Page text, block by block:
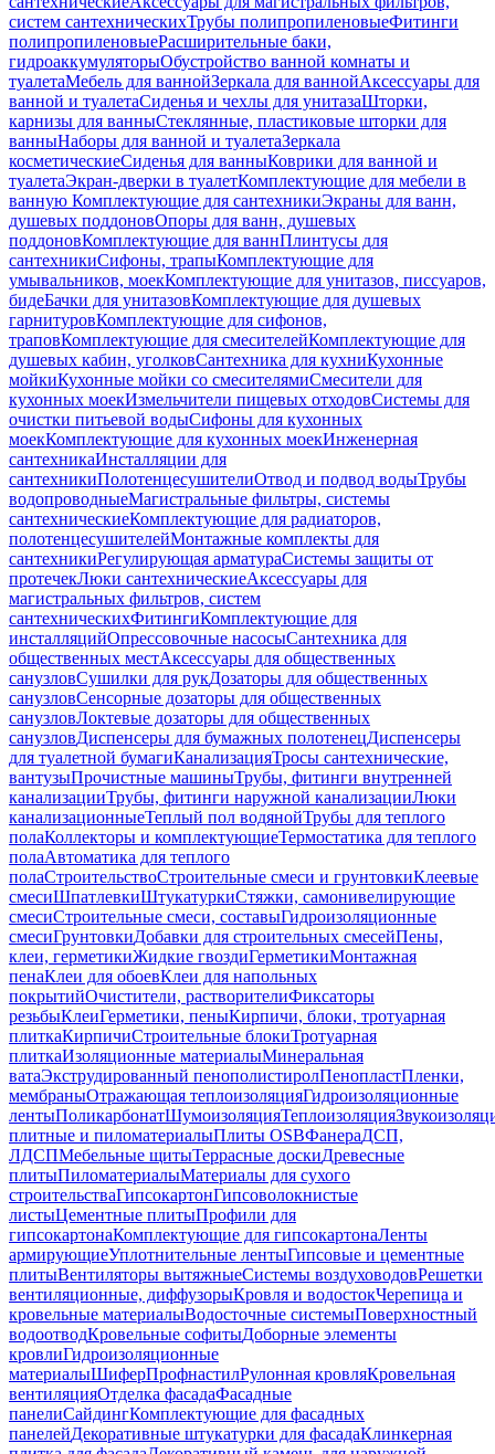
систем сантехническихТрубы полипропиленовыеФитинги
полипропиленовыеРасширительные баки,
гидроаккумуляторыОбустройство ванной комнаты и
туалетаМебель для ваннойЗеркала для ваннойАксессуары для
ванной и туалетаСиденья и чехлы для унитазаШторки,
карнизы для ванныСтеклянные, пластиковые шторки для
ванныНаборы для ванной и туалетаЗеркала
косметическиеСиденья для ванныКоврики для ванной и
туалетаЭкран-дверки в туалетКомплектующие для мебели в
ванную Комплектующие для сантехникиЭкраны для ванн,
душевых поддоновОпоры для ванн, душевых
поддоновКомплектующие для ваннПлинтусы для
сантехникиСифоны, трапыКомплектующие для
умывальников, моекКомплектующие для унитазов, писсуаров,
бидеБачки для унитазовКомплектующие для душевых
гарнитуровКомплектующие для сифонов,
траповКомплектующие для смесителейКомплектующие для
душевых кабин, уголковСантехника для кухниКухонные
мойкиКухонные мойки со смесителямиСмесители для
кухонных моекИзмельчители пищевых отходовСистемы для
очистки питьевой водыСифоны для кухонных
моекКомплектующие для кухонных моекИнженерная
сантехникаИнсталляции для
сантехникиПолотенцесушителиОтвод и подвод водыТрубы
водопроводныеМагистральные фильтры, системы
сантехническиеКомплектующие для радиаторов,
полотенцесушителейМонтажные комплекты для
сантехникиРегулирующая арматураСистемы защиты от
протечекЛюки сантехническиеАксессуары для
магистральных фильтров, систем
сантехническихФитингиКомплектующие для
инсталляцийОпрессовочные насосыСантехника для
общественных местАксессуары для общественных
санузловСушилки для рукДозаторы для общественных
санузловСенсорные дозаторы для общественных
санузловЛоктевые дозаторы для общественных
санузловДиспенсеры для бумажных полотенецДиспенсеры
для туалетной бумагиКанализацияТросы сантехнические,
вантузыПрочистные машиныТрубы, фитинги внутренней
канализацииТрубы, фитинги наружной канализацииЛюки
канализационныеТеплый пол водянойТрубы для теплого
полаКоллекторы и комплектующиеТермостатика для теплого
полаАвтоматика для теплого
полаСтроительствоСтроительные смеси и грунтовкиКлеевые
смесиШпатлевкиШтукатуркиСтяжки, самонивелирующие
смесиСтроительные смеси, составыГидроизоляционные
смесиГрунтовкиДобавки для строительных смесейПены,
клеи, герметикиЖидкие гвоздиГерметикиМонтажная
пенаКлеи для обоевКлеи для напольных
покрытийОчистители, растворителиФиксаторы
резьбыКлеиГерметики, пеныКирпичи, блоки, тротуарная
плиткаКирпичиСтроительные блокиТротуарная
плиткаИзоляционные материалыМинеральная
ватаЭкструдированный пенополистиролПенопластПленки,
мембраныОтражающая теплоизоляцияГидроизоляционные
лентыПоликарбонатШумоизоляцияТеплоизоляция
плитные и пиломатериалыПлиты OSBФанераДСП,
ЛДСПМебельные щитыТеррасные доскиДревесные
плитыПиломатериалыМатериалы для сухого
строительстваГипсокартонГипсоволокнистые
листыЦементные плитыПрофили для
гипсокартонаКомплектующие для гипсокартонаЛенты
армирующиеУплотнительные лентыГипсовые и цементные
плитыВентиляторы вытяжныеСистемы воздуховодовРешетки
вентиляционные, диффузорыКровля и водостокЧерепица и
кровельные материалыВодосточные системыПоверхностный
водоотводКровельные софитыДоборные элементы
кровлиГидроизоляционные
материалыШиферПрофнастилРулонная кровляКровельная
вентиляцияОтделка фасадаФасадные
панелиСайдингКомплектующие для фасадных
панелейДекоративные штукатурки для фасадаКлинкерная